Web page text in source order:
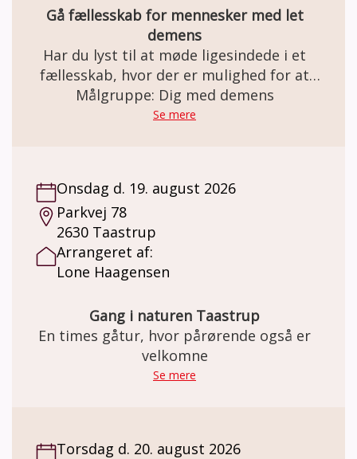
Gå fællesskab for mennesker med let
demens
Har du lyst til at møde ligesindede i et
fællesskab, hvor der er mulighed for at
skabe netværk, nye relationer – og måske
endda venskaber? Gåturene er med til at
Målgruppe: Dig med demens
Se mere
Onsdag d. 19. august 2026
Parkvej 78
2630 Taastrup
Arrangeret af:
Lone Haagensen
Gang i naturen Taastrup
En times gåtur, hvor pårørende også er
velkomne
Se mere
Torsdag d. 20. august 2026